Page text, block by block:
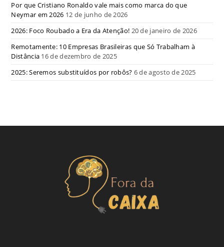
Por que Cristiano Ronaldo vale mais como marca do que
Neymar em 2026 12 de junho de 2026
2026: Foco Roubado a Era da Atenção! 20 de janeiro de 2026
Remotamente: 10 Empresas Brasileiras que Só Trabalham à
Distância 16 de dezembro de 2025
2025: Seremos substituídos por robôs? 6 de agosto de 2025